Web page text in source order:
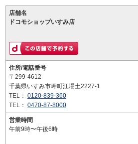
店舗名
ドコモショップいすみ店
住所/電話番号
〒299-4612
千葉県いすみ市岬町江場土2227-1
TEL： 0120-839-360
TEL： 0470-87-8000
営業時間
午前9時〜午後6時